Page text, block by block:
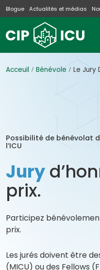
Blogue Actualités et médias
Acceuil Bénévole Le Jury
Possibilité de bénévolat
l’ICU
Jury
prix.
Participez
prix.
Les jurés doivent être
(MICU) ou des Fellows